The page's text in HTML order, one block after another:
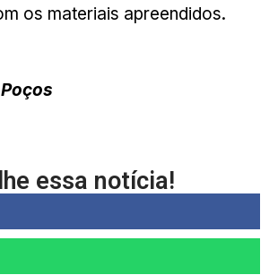
os materiais apreendidos.
essa notícia!